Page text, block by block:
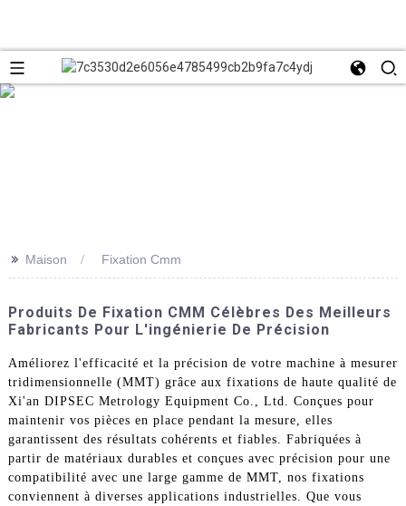
>> Maison Fixation Cmm
Produits De Fixation CMM Célèbres Des Meilleurs
Fabricants Pour L'ingénierie De Précision
Améliorez l'efficacité et la précision de votre machine à mesurer
tridimensionnelle (MMT) grâce aux fixations de haute qualité de
Xi'an DIPSEC Metrology Equipment Co., Ltd. Conçues pour
maintenir vos pièces en place pendant la mesure, elles
garantissent des résultats cohérents et fiables. Fabriquées à
partir de matériaux durables et conçues avec précision pour une
compatibilité avec une large gamme de MMT, nos fixations
conviennent à diverses applications industrielles. Que vous